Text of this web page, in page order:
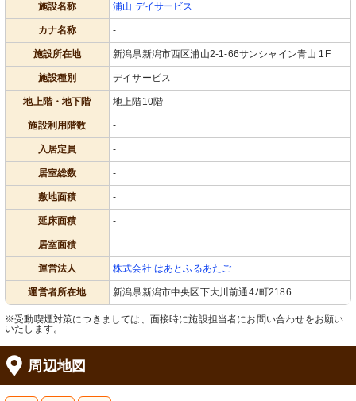
施設名称 浦山 デイサービス
カナ名称 -
施設所在地 新潟県新潟市西区浦山2-1-66サンシャイン青山 1F
施設種別 デイサービス
地上階・地下階 地上階10階
施設利用階数 -
入居定員 -
居室総数 -
敷地面積 -
延床面積 -
居室面積 -
運営法人 株式会社 はあとふるあたご
運営者所在地 新潟県新潟市中央区下大川前通4ﾉ町2186
※受動喫煙対策につきましては、面接時に施設担当者にお問い合わせをお願い
いたします。
周辺地図